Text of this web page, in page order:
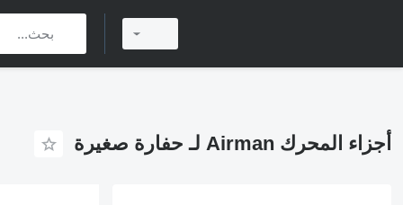
أجزاء المحرك Airman لـ حفارة صغيرة